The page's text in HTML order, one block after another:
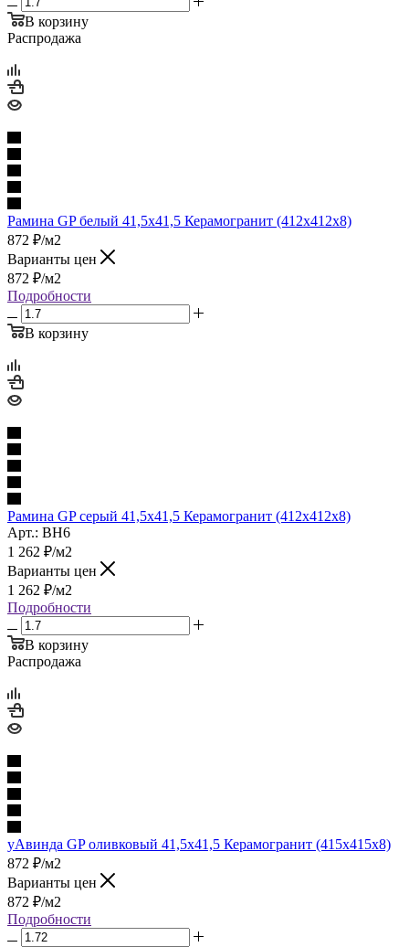
В корзину
Распродажа
Рамина GP белый 41,5х41,5 Керамогранит (412x412x8)
872 ₽/м2
Варианты цен
872 ₽/м2
Подробности
В корзину
Рамина GP серый 41,5х41,5 Керамогранит (412x412x8)
Арт.: BH6
1 262 ₽/м2
Варианты цен
1 262 ₽/м2
Подробности
В корзину
Распродажа
уАвинда GP оливковый 41,5х41,5 Керамогранит (415x415x8)
872 ₽/м2
Варианты цен
872 ₽/м2
Подробности